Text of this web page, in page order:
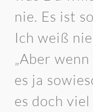
nie. Es ist
Ich weiß
„Aber
es ja
es doch